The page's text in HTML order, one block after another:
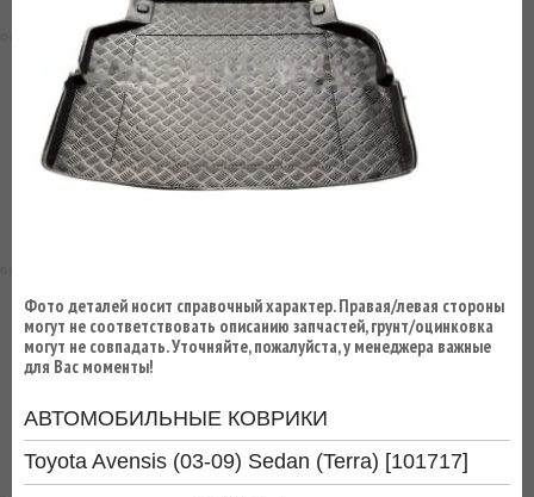
Фото деталей носит справочный характер. Правая/левая стороны
могут не соответствовать описанию запчастей, грунт/оцинковка
могут не совпадать. Уточняйте, пожалуйста, у менеджера важные
для Вас моменты!
АВТОМОБИЛЬНЫЕ КОВРИКИ
Toyota Avensis (03-09) Sedan (Terra) [101717]